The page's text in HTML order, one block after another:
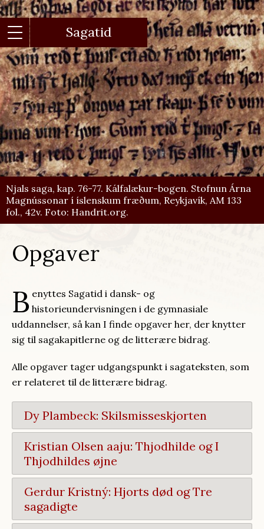
Gå
til
hovedindhold
Sagatid
Njals saga, kap. 76-77. Kálfalækur-bogen. Stofnun Árna
Magnússonar í íslenskum fræðum, Reykjavík, AM 133
fol., 42v. Foto: Handrit.org.
Opgaver
B enyttes Sagatid i dansk- og
historieundervisningen i de gymnasiale
uddannelser, så kan I finde opgaver her, der knytter
sig til sagakapitlerne og de litterære bidrag.
Alle opgaver tager udgangspunkt i sagateksten, som
er relateret til de litterære bidrag.
Dy Plambeck: Skilsmisseskjorten
Kristian Olsen aaju: Thjodhilde og I
Thjodhildes øjne
Gerdur Kristný: Hjorts død og Tre
sagadigte